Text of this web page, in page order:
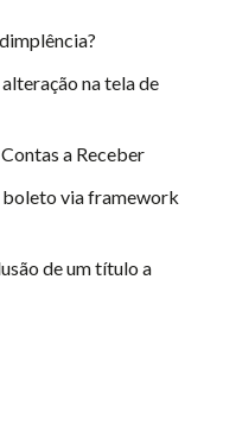
na tela de
a Receber
via framework
de um título a